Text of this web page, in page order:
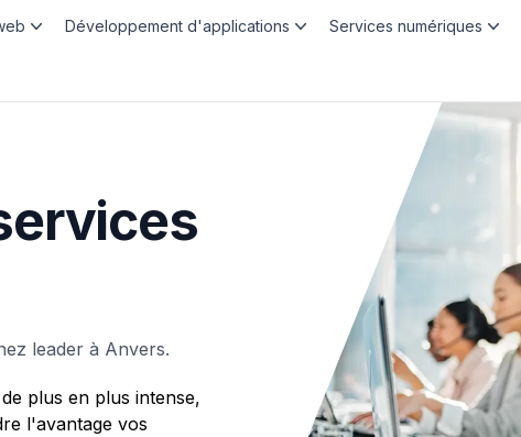
Développement d'applications Services numériques
leader à Anvers.
plus en plus intense,
l'avantage vos